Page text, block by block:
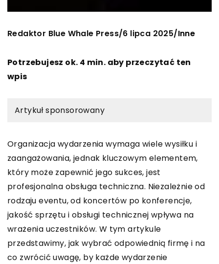
Redaktor Blue Whale Press/6 lipca 2025/Inne
Potrzebujesz ok. 4 min. aby przeczytać ten
wpis
Artykuł sponsorowany
Organizacja wydarzenia wymaga wiele wysiłku i
zaangażowania, jednak kluczowym elementem,
który może zapewnić jego sukces, jest
profesjonalna obsługa techniczna. Niezależnie od
rodzaju eventu, od koncertów po konferencje,
jakość sprzętu i obsługi technicznej wpływa na
wrażenia uczestników. W tym artykule
przedstawimy, jak wybrać odpowiednią firmę i na
co zwrócić uwagę, by każde wydarzenie